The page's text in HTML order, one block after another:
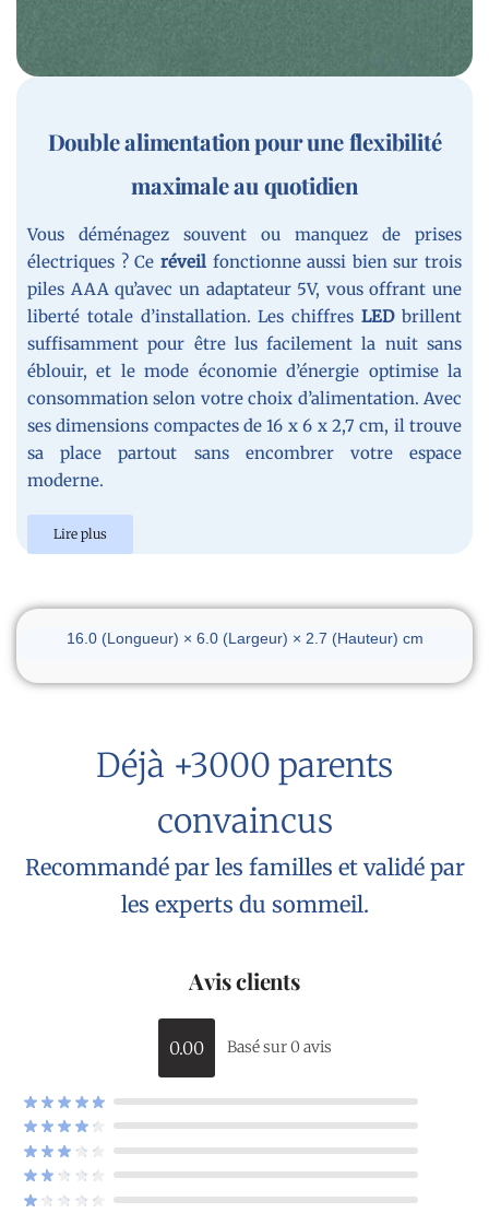
Double alimentation pour une flexibilité
maximale au quotidien
Vous déménagez souvent ou manquez de prises
électriques ? Ce réveilfonctionne aussi bien sur trois
piles AAA qu’avec un adaptateur 5V, vous offrant une
liberté totale d’installation. Les chiffresLEDbrillent
suffisamment pour être lus facilement la nuit sans
éblouir, et le mode économie d’énergie optimise la
consommation selon votre choix d’alimentation. Avec
ses dimensions compactes de 16 x 6 x 2,7 cm, il trouve
sa place partout sans encombrer votre espace
moderne.
Lire plus
Dimensions du réveil
16.0 (Longueur) × 6.0 (Largeur) × 2.7 (Hauteur) cm
Déjà +3000 parents
convaincus
Recommandé par les familles et validé par
les experts du sommeil.
Avis clients
0.00 Basé sur 0 avis